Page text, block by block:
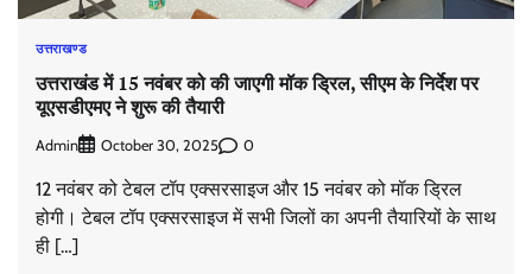
उत्तराखण्ड
उत्तराखंड में 15 नवंबर को की जाएगी मॉक ड्रिल, सीएम के निर्देश पर
यूएसडीएमए ने शुरू की तैयारी
Admin October 30, 2025 0
12 नवंबर को टेबल टॉप एक्सरसाइज और 15 नवंबर को मॉक ड्रिल
होगी। टेबल टॉप एक्सरसाइज में सभी जिलों का अपनी तैयारियों के साथ
ही […]